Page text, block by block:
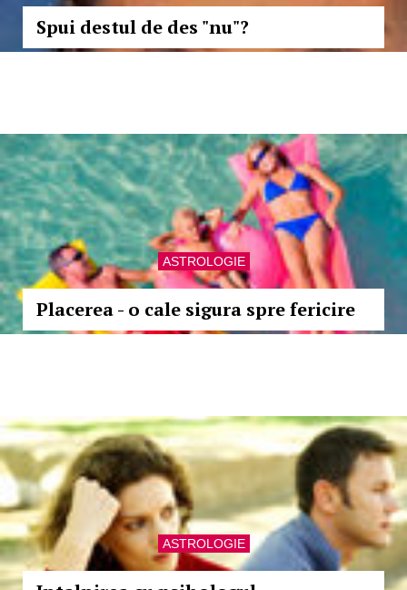
Spui destul de des "nu"?
ASTROLOGIE
Placerea - o cale sigura spre fericire
ASTROLOGIE